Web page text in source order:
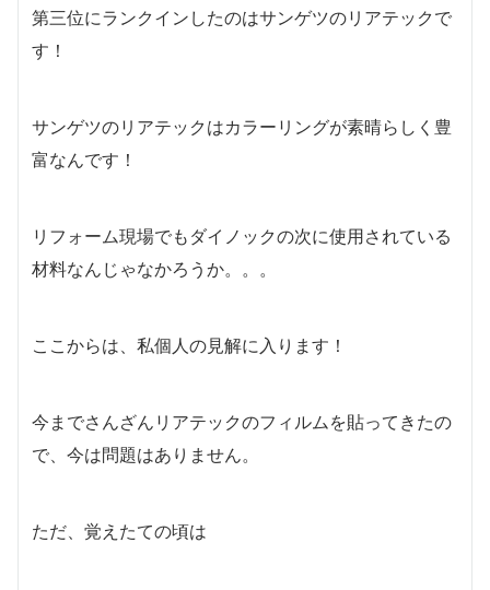
第三位にランクインしたのはサンゲツのリアテックで
す！
サンゲツのリアテックはカラーリングが素晴らしく豊
富なんです！
リフォーム現場でもダイノックの次に使用されている
材料なんじゃなかろうか。。。
ここからは、私個人の見解に入ります！
今までさんざんリアテックのフィルムを貼ってきたの
で、今は問題はありません。
ただ、覚えたての頃は